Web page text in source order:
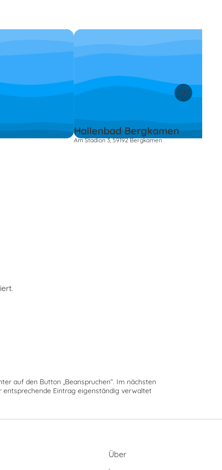
Hallenbad Bergkamen
Am Stadion 3, 59192 Bergkamen
auf den Button „Beanspruchen“. Im nächsten
entsprechende Eintrag eigenständig verwaltet
Über